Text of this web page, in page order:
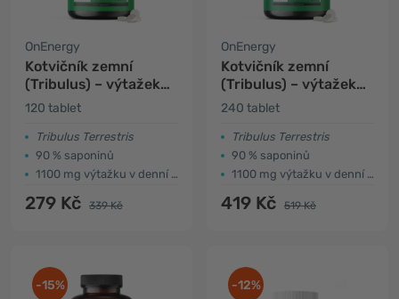
OnEnergy
Kotvičník zemní
(Tribulus) – výtažek
15:1
120 tablet
Tribulus Terrestris
90 % saponinů
1100 mg výtažku v denní dávce
279 Kč 339 Kč
OnEnergy
Kotvičník zemní
(Tribulus) – výtažek
15:1
240 tablet
Tribulus Terrestris
90 % saponinů
1100 mg výtažku v denní dávce
419 Kč 519 Kč
-15% -12%